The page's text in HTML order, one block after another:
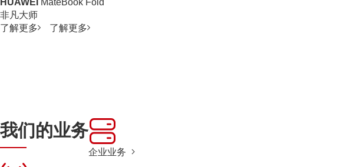
HUAWEI
MateBook Fold
非凡大师
了解更多
了解更多
我们的业务
企业业务